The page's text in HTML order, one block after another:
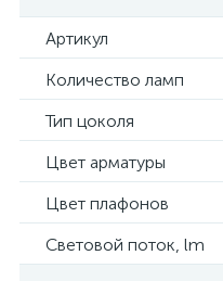
Артикул
Количество ламп
Тип цоколя
Цвет арматуры
Цвет плафонов
Световой поток, lm